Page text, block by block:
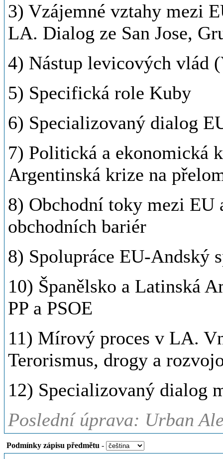
3) Vzájemné vztahy mezi
LA. Dialog ze San Jose,
4) Nástup levicových vlád
5) Specifická role Kuby
6) Specializovaný dialog
7) Politická a ekonomická
Argentinská krize na
8) Obchodní toky mezi EU
obchodních bariér
8) Spolupráce EU-Andský
10) Španělsko a Latinská
PP a PSOE
11) Mírový proces v LA.
Terorismus, drogy a
12) Specializovaný dialog
Poslední úprava: Urban
Podmínky zápisu předmětu -